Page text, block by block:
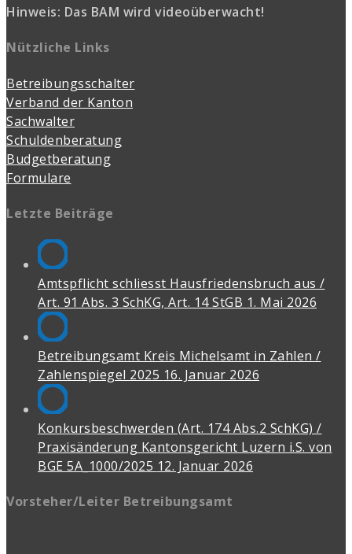
Hinweis: Das BAM wird videoüberwacht!
Nützliche Links
Betreibungsschalter
Verband der Kanton
Sachwalter
Schuldenberatung
Budgetberatung
Formulare
Letzte Beiträge
Amtspflicht schliesst Hausfriedensbruch aus /
Art. 91 Abs. 3 SchKG, Art. 14 StGB 1. Mai 2026
Betreibungsamt Kreis Michelsamt in Zahlen /
Zahlenspiegel 2025 16. Januar 2026
Konkursbeschwerden (Art. 174 Abs.2 SchKG) /
Praxisänderung Kantonsgericht Luzern i.S. von
BGE 5A_1000/2025 12. Januar 2026
Vorsteher/Leiter Betreibungsamt